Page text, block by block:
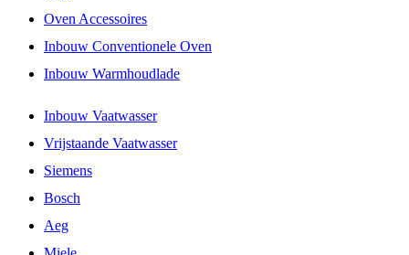
Oven Accessoires
Inbouw Conventionele Oven
Inbouw Warmhoudlade
Inbouw Vaatwasser
Vrijstaande Vaatwasser
Siemens
Bosch
Aeg